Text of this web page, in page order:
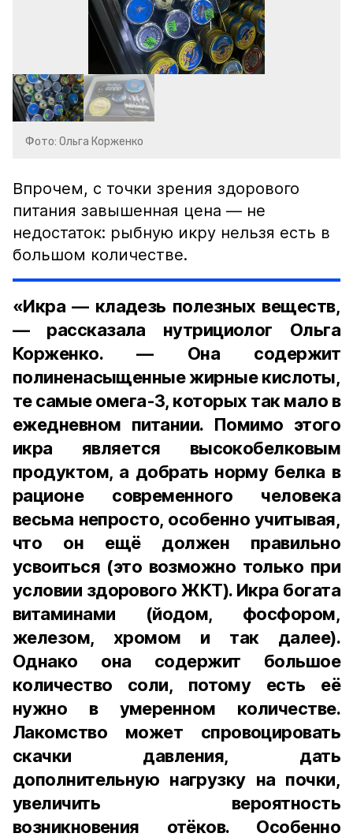
Фото: Ольга Корженко
Впрочем, с точки зрения здорового
питания завышенная цена — не
недостаток: рыбную икру нельзя есть в
большом количестве.
«Икра — кладезь полезных веществ,
— рассказала нутрициолог Ольга
Корженко. — Она содержит
полиненасыщенные жирные кислоты,
те самые омега-3, которых так мало в
ежедневном питании. Помимо этого
икра является высокобелковым
продуктом, а добрать норму белка в
рационе современного человека
весьма непросто, особенно учитывая,
что он ещё должен правильно
усвоиться (это возможно только при
условии здорового ЖКТ). Икра богата
витаминами (йодом, фосфором,
железом, хромом и так далее).
Однако она содержит большое
количество соли, потому есть её
нужно в умеренном количестве.
Лакомство может спровоцировать
скачки давления, дать
дополнительную нагрузку на почки,
увеличить вероятность
возникновения отёков. Особенно